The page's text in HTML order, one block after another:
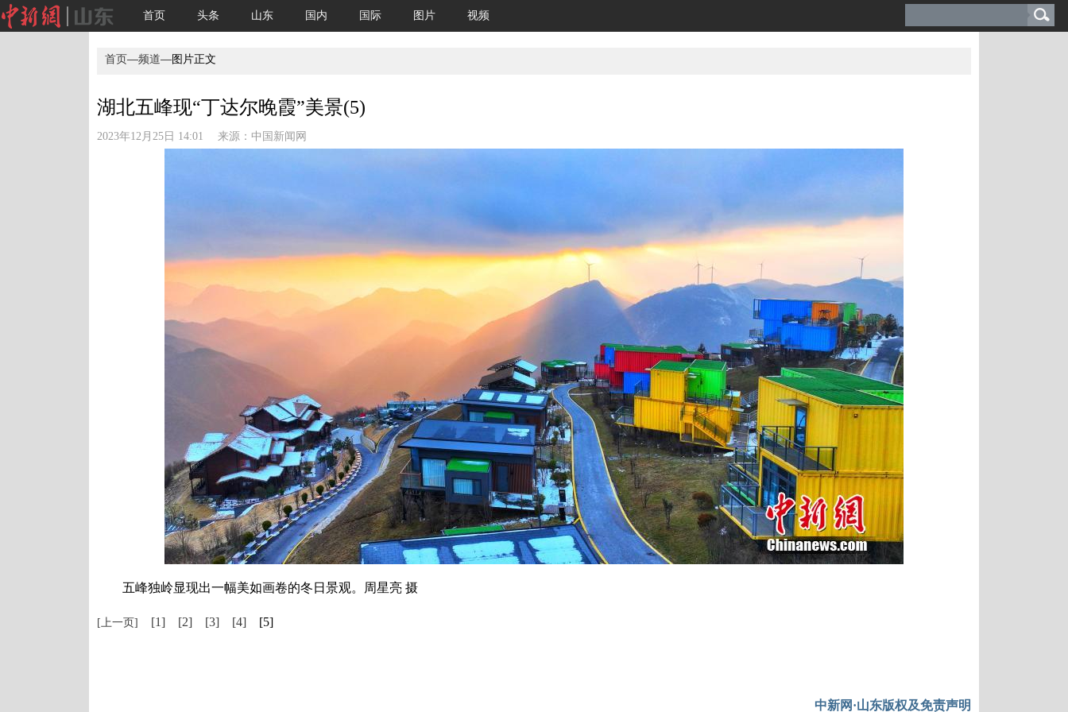
首页 头条 山东 国内 国际 图片 视频
首页—频道—图片正文
湖北五峰现“丁达尔晚霞”美景(5)
2023年12月25日 14:01 来源： 中国新闻网
五峰独岭显现出一幅美如画卷的冬日景观。周星亮 摄
[上一页] [1] [2] [3] [4] [5]
中新网·山东版权及免责声明